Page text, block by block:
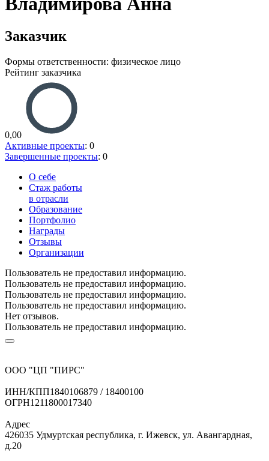
Заказчик
Формы ответственности: физическое лицо
Рейтинг заказчика
0,00
Активные проекты: 0
Завершенные проекты: 0
О себе
Стаж работы
в отрасли
Образование
Портфолио
Награды
Отзывы
Организации
Пользователь не предоставил информацию.
Пользователь не предоставил информацию.
Пользователь не предоставил информацию.
Пользователь не предоставил информацию.
Нет отзывов.
Пользователь не предоставил информацию.
ООО "ЦП "ПИРС"
ИНН/КПП1840106879 / 18400100
ОГРН1211800017340
Адрес
426035 Удмуртская республика, г. Ижевск, ул. Авангардная,
д.20